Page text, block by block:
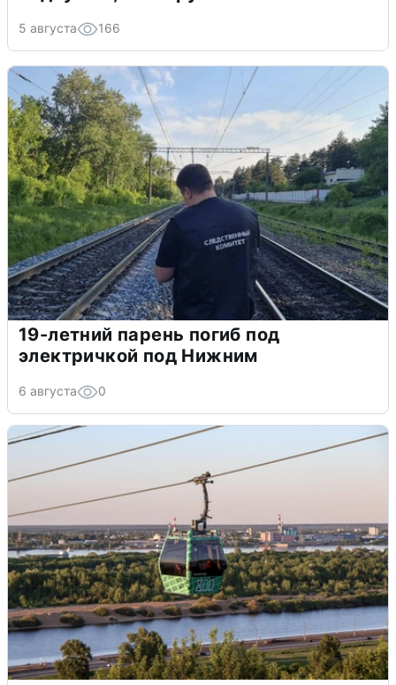
5 августа 166
19-летний парень погиб под
электричкой под Нижним
6 августа 0